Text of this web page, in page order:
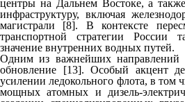
центры на Дальнем Востоке, а
инфраструктуру, включая
магистрали [8]. В контексте
транспортной стратегии России
значение внутренних водных путей.
Одним из важнейших направлений
обновление [13]. Особый акцент
усилении ледокольного флота, в том
мощных атомных и дизель-